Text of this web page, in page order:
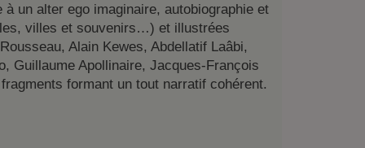
un alter ego imaginaire, autobiographie et
villes et souvenirs…) et illustrées
Alain Kewes, Abdellatif Laâbi,
Guillaume Apollinaire, Jacques-François
formant un tout narratif cohérent.